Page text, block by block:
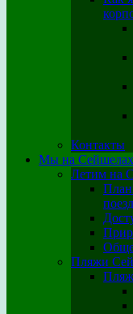
Контакты
Мы на Сейшелах
Летим на
Пляжи